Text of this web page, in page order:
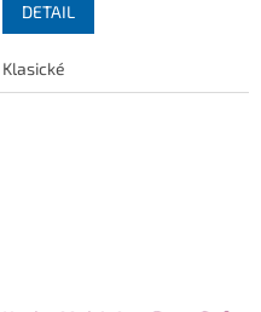
DETAIL
Klasické